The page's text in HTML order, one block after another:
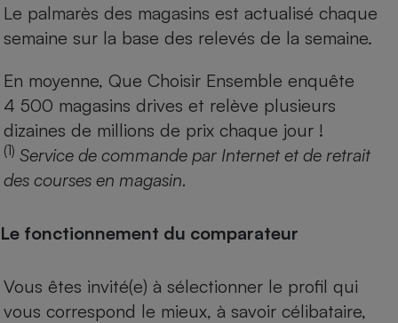
Le palmarès des magasins est actualisé chaque
semaine sur la base des relevés de la semaine.
En moyenne, Que Choisir Ensemble enquête
4 500 magasins drives et relève plusieurs
dizaines de millions de prix chaque jour !
(1) Service de commande par Internet et de retrait
des courses en magasin.
Le fonctionnement du comparateur
Vous êtes invité(e) à sélectionner le profil qui
vous correspond le mieux, à savoir célibataire,